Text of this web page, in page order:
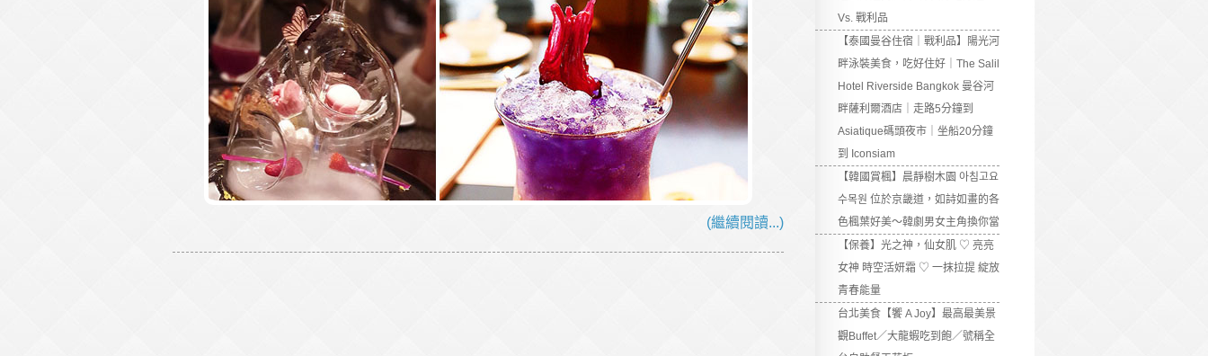
(繼續閱讀...)
Vs. 戰利品
【泰國曼谷住宿｜戰利品】陽光河
畔泳裝美食，吃好住好｜The Salil
Hotel Riverside Bangkok 曼谷河
畔薩利爾酒店｜走路5分鐘到
Asiatique碼頭夜市｜坐船20分鐘
到 Iconsiam
【韓國賞楓】晨靜樹木園 아침고요
수목원 位於京畿道，如詩如畫的各
色楓葉好美～韓劇男女主角換你當
【保養】光之神，仙女肌 ♡ 亮亮
女神 時空活妍霜 ♡ 一抹拉提 綻放
青春能量
台北美食【饗 A Joy】最高最美景
觀Buffet／大龍蝦吃到飽／號稱全